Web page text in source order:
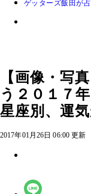
ゲッターズ飯田が
【画像・写
う２０１７
星座別、運
2017年01月26日 06:00 更新